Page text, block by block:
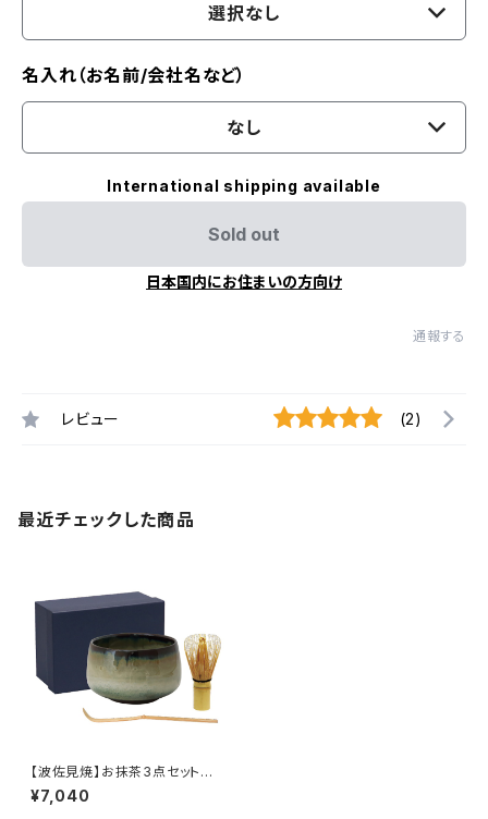
選択なし
名入れ（お名前/会社名など）
なし
International shipping available
Sold out
日本国内にお住まいの方向け
通報する
レビュー (2)
最近チェックした商品
【波佐見焼】お抹茶3点セット
（宵）茶碗・茶筅・茶杓付き｜日
本製 抹茶茶道具 ギフト 贈り物
¥7,040